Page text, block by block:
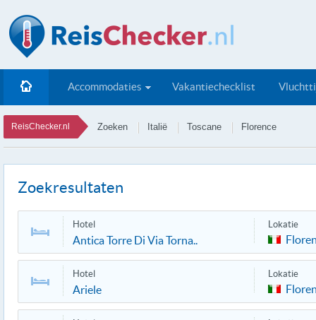
Accommodaties Vakantiechecklist
ReisChecker.nl Zoeken Italië Toscane Florence
Zoekresultaten
Hotel
Antica Torre Di Via Torna..
Lokatie
Hotel
Ariele
Lokatie